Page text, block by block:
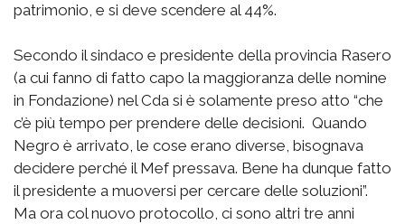
patrimonio, e si deve scendere al 44%.
Secondo il sindaco e presidente della provincia Rasero
(a cui fanno di fatto capo la maggioranza delle nomine
in Fondazione) nel Cda si è solamente preso atto “che
c’è più tempo per prendere delle decisioni. Quando
Negro è arrivato, le cose erano diverse, bisognava
decidere perché il Mef pressava. Bene ha dunque fatto
il presidente a muoversi per cercare delle soluzioni”.
Ma ora col nuovo protocollo, ci sono altri tre anni